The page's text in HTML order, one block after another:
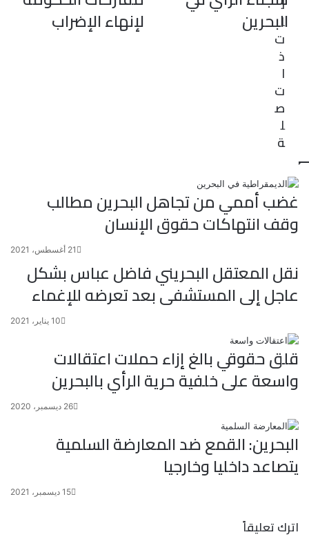
لإنهاء الإضراب البحرين
ا
ت
ذ
ا
ت
ص
ل
ة
غضب أممي من تجاهل البحرين مطالب
وقف انتهاكات حقوق الإنسان
21 أغسطس، 2021
نقل المعتقل البحريني فاضل عباس بشكل
عاجل إلى المستشفى بعد تعرضه للإغماء
10 يناير، 2021
قلق حقوقي بالغ إزاء حملات اعتقالات
واسعة على خلفية حرية الرأي بالبحرين
26 ديسمبر، 2020
البحرين: القمع ضد المعارضة السلمية
يتصاعد داخليا وخارجيا
15 ديسمبر، 2021
اترك تعليقاً